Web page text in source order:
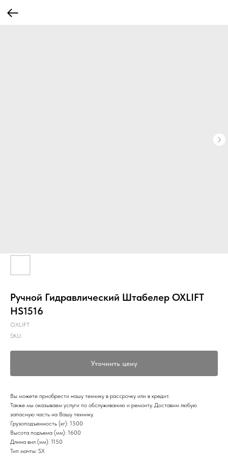
Ручной Гидравлический Штабелер OXLIFT
HS1516
OXLIFT
SKU:
Уточнить цену
Вы можете приобрести нашу технику в рассрочку или в кредит.
Также мы оказываем услуги по обслуживанию и ремонту. Доставим любую
запасную часть на Вашу технику.
Грузоподъемность (кг): 1500
Высота подъема (мм): 1600
Длина вил (мм): 1150
Тип мачты: SX